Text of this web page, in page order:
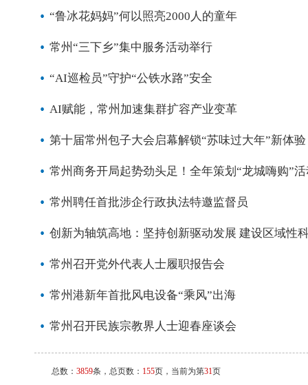
“鲁冰花妈妈”何以照亮2000人的童年
常州“三下乡”集中服务活动举行
“AI巡检员”守护“公铁水路”安全
AI赋能，常州加速集群扩容产业变革
第十届常州包子大会启幕解锁“苏味过大年”新体验
常州商务开局起势劲头足！全年策划“龙城嗨购”
常州聘任首批涉企行政执法特邀监督员
创新为轴筑高地：坚持创新驱动发展 建设区域性
常州召开党外代表人士履职报告会
常州港新年首批风电设备“乘风”出海
常州召开民族宗教界人士迎春座谈会
总数： 3859条，总页数： 155页，当前为第31页